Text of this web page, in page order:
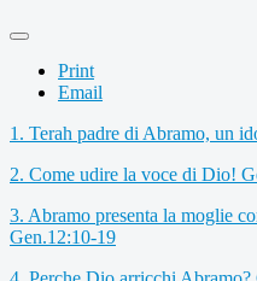
Print
Email
1. Terah padre di Abramo, un
2. Come udire la voce di Dio!
3. Abramo presenta la moglie
Gen.12:10-19